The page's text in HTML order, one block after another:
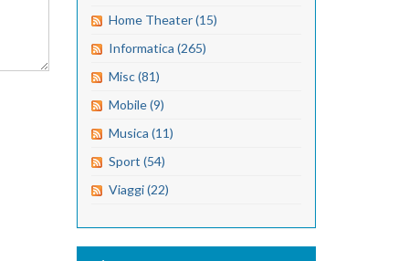
Home Theater (15)
Informatica (265)
Misc (81)
Mobile (9)
Musica (11)
Sport (54)
Viaggi (22)